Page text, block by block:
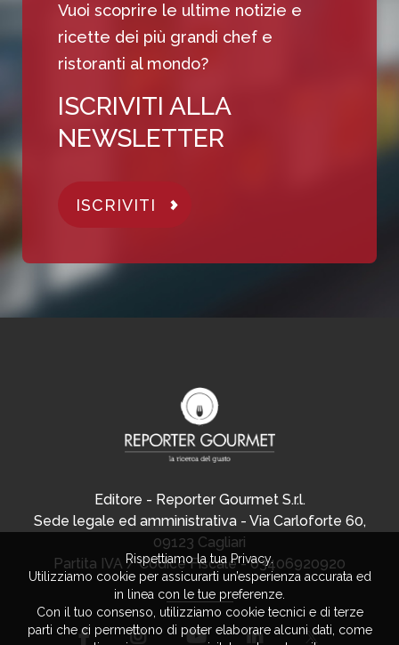
Vuoi scoprire le ultime notizie e
ricette dei più grandi chef e
ristoranti al mondo?
ISCRIVITI ALLA
NEWSLETTER
ISCRIVITI
Editore - Reporter Gourmet S.r.l.
Sede legale ed amministrativa - Via Carloforte 60,
09123 Cagliari
Partita IVA / Codice Fiscale - 03406920920
Rispettiamo la tua Privacy.
Utilizziamo cookie per assicurarti un’esperienza accurata ed
in linea con le tue preferenze.
Con il tuo consenso, utilizziamo cookie tecnici e di terze
parti che ci permettono di poter elaborare alcuni dati, come